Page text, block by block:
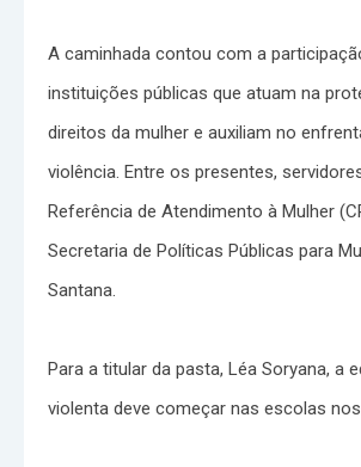
A caminhada contou com a
instituições públicas que atuam na
direitos da mulher e auxiliam no
violência. Entre os presentes,
Referência de Atendimento à Mulher
Secretaria de Políticas Públicas para
Santana.
Para a titular da pasta, Léa Soryana, a
violenta deve começar nas escolas